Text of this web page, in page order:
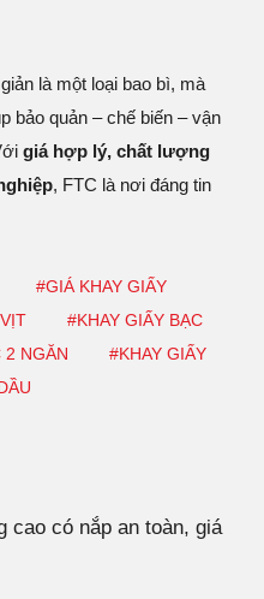
là một loại bao bì, mà
bảo quản – chế biến – vận
giá hợp lý, chất lượng
, FTC là nơi đáng tin
#GIÁ KHAY GIẤY
#KHAY GIẤY BẠC
2 NGĂN
#KHAY GIẤY
cao có nắp an toàn, giá